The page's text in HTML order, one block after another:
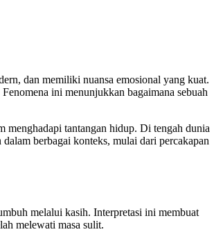
dan memiliki nuansa emosional yang kuat.
ini menunjukkan bagaimana sebuah
menghadapi tantangan hidup. Di tengah dunia
berbagai konteks, mulai dari percakapan
melalui kasih. Interpretasi ini membuat
melewati masa sulit.